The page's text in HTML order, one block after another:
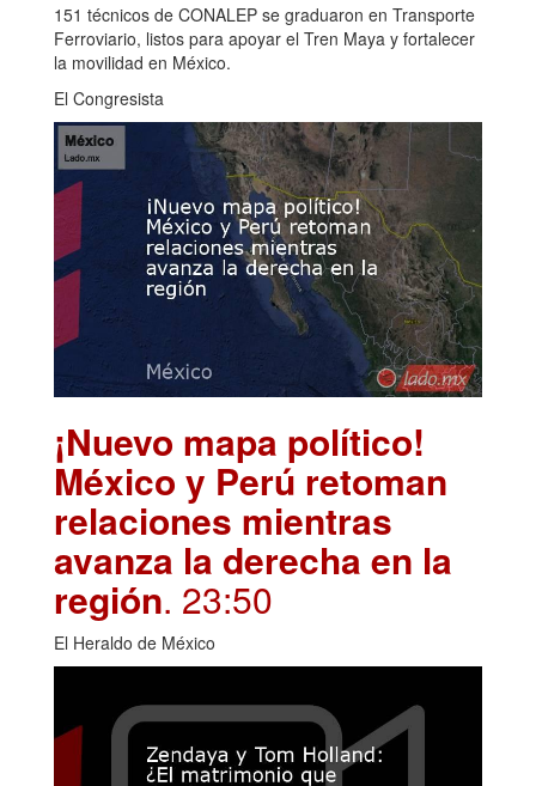
151 técnicos de CONALEP se graduaron en Transporte
Ferroviario, listos para apoyar el Tren Maya y fortalecer
la movilidad en México.
El Congresista
¡Nuevo mapa político!
México y Perú retoman
relaciones mientras
avanza la derecha en la
región. 23:50
El Heraldo de México